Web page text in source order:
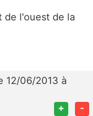
de l'ouest de la
12/06/2013 à
+ -